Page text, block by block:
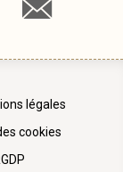
légales
cookies